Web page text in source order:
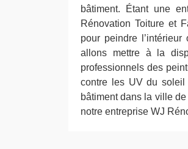
bâtiment. Étant une
Rénovation Toiture et
pour peindre
allons mettre à la
professionnels des
contre les UV du soleil
bâtiment dans la ville
notre entreprise WJ